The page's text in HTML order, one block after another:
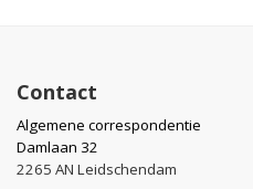
Contact
Algemene correspondentie
Damlaan 32
2265 AN Leidschendam